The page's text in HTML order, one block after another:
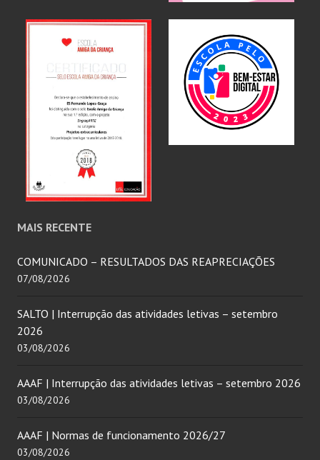
MAIS RECENTE
COMUNICADO – RESULTADOS DAS REAPRECIAÇÕES
07/08/2026
SALTO | Interrupção das atividades letivas – setembro
2026
03/08/2026
AAAF | Interrupção das atividades letivas – setembro 2026
03/08/2026
AAAF | Normas de funcionamento 2026/27
03/08/2026